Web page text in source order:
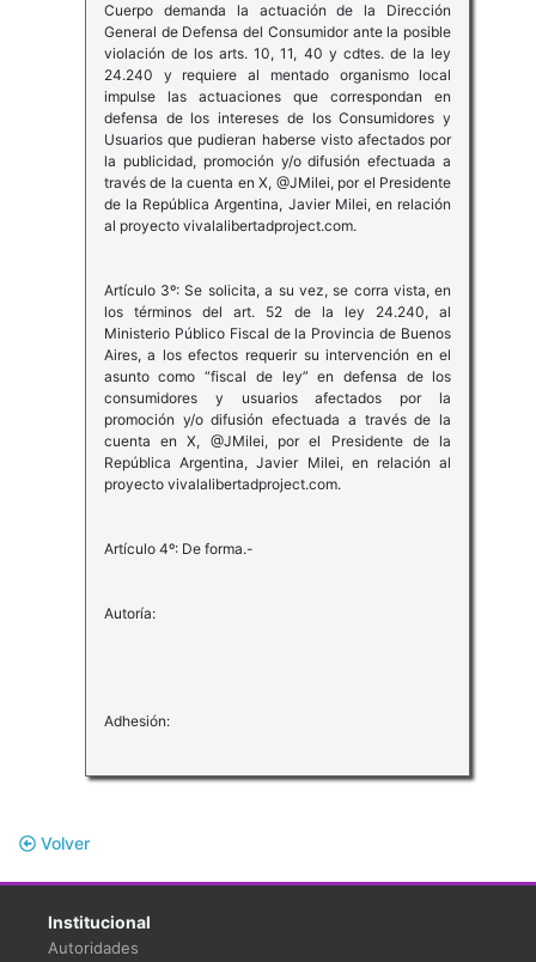
Cuerpo demanda la actuación de la Dirección
General de Defensa del Consumidor ante la posible
violación de los arts. 10, 11, 40 y cdtes. de la ley
24.240 y requiere al mentado organismo local
impulse las actuaciones que correspondan en
defensa de los intereses de los Consumidores y
Usuarios que pudieran haberse visto afectados por
la publicidad, promoción y/o difusión efectuada a
través de la cuenta en X, @JMilei, por el Presidente
de la República Argentina, Javier Milei, en relación
al proyecto vivalalibertadproject.com.
Artículo 3º: Se solicita, a su vez, se corra vista, en
los términos del art. 52 de la ley 24.240, al
Ministerio Público Fiscal de la Provincia de Buenos
Aires, a los efectos requerir su intervención en el
asunto como “fiscal de ley” en defensa de los
consumidores y usuarios afectados por la
promoción y/o difusión efectuada a través de la
cuenta en X, @JMilei, por el Presidente de la
República Argentina, Javier Milei, en relación al
proyecto vivalalibertadproject.com.
Artículo 4º: De forma.-
Autoría:
Adhesión:
Volver
Institucional
Autoridades